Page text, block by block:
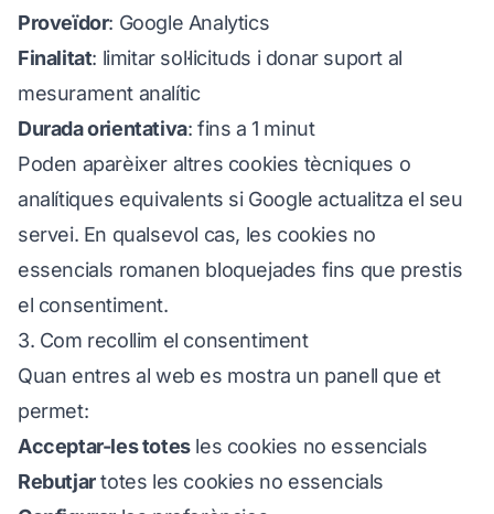
Proveïdor: Google Analytics
Finalitat: limitar sol·licituds i donar suport al
mesurament analític
Durada orientativa: fins a 1 minut
Poden aparèixer altres cookies tècniques o
analítiques equivalents si Google actualitza el seu
servei. En qualsevol cas, les cookies no
essencials romanen bloquejades fins que prestis
el consentiment.
3. Com recollim el consentiment
Quan entres al web es mostra un panell que et
permet:
Acceptar-les totesles cookies no essencials
Rebutjartotes les cookies no essencials